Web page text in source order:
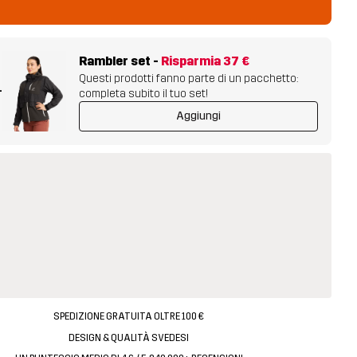
Rambler set - Risparmia 37 €
Questi prodotti fanno parte di un pacchetto:
completa subito il tuo set!
Aggiungi
SPEDIZIONE GRATUITA OLTRE 100 €
DESIGN & QUALITÀ SVEDESI